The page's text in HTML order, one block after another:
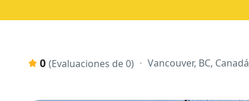
0 (Evaluaciones de 0) Vancouver, BC, Canadá